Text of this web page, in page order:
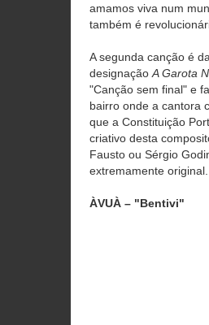
amamos viva num
também é
A segunda canção é
designaçãoA Garota
"Canção sem final" e
bairro onde a cantora
que a Constituição
criativo desta
Fausto ou Sérgio
extremamente original.
ÀVUÀ – "Bentivi"